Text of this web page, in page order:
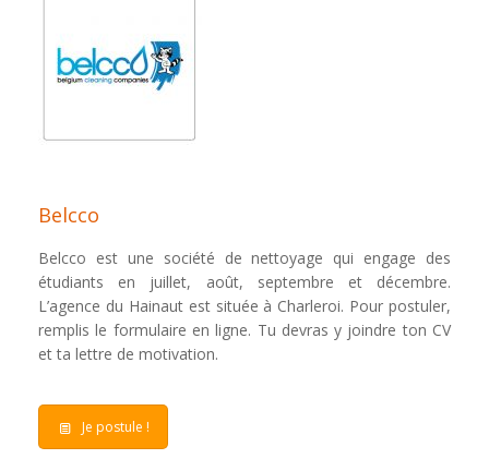
Belcco
Belcco est une société de nettoyage qui engage des
étudiants en juillet, août, septembre et décembre.
L’agence du Hainaut est située à Charleroi. Pour postuler,
remplis le formulaire en ligne. Tu devras y joindre ton CV
et ta lettre de motivation.
Je postule !